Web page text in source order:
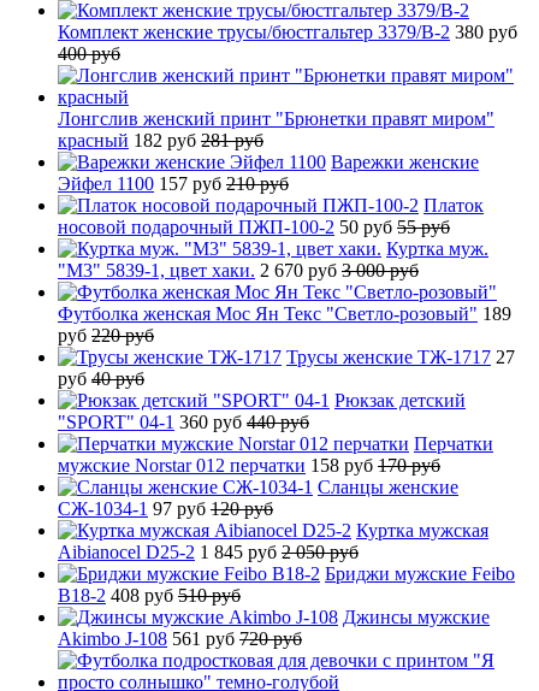
Комплект женские трусы/бюстгальтер 3379/B-2 380 руб
400 руб
Лонгслив женский принт "Брюнетки правят миром"
красный 182 руб 281 руб
Варежки женские
Эйфел 1100 157 руб 210 руб
Платок
носовой подарочный ПЖП-100-2 50 руб 55 руб
Куртка муж.
"М3" 5839-1, цвет хаки. 2 670 руб 3 000 руб
Футболка женская Мос Ян Текс "Светло-розовый" 189
руб 220 руб
Трусы женские ТЖ-1717 27
руб 40 руб
Рюкзак детский
"SPORT" 04-1 360 руб 440 руб
Перчатки
мужские Norstar 012 перчатки 158 руб 170 руб
Сланцы женские
СЖ-1034-1 97 руб 120 руб
Куртка мужская
Aibianocel D25-2 1 845 руб 2 050 руб
Бриджи мужские Feibo
B18-2 408 руб 510 руб
Джинсы мужские
Akimbo J-108 561 руб 720 руб